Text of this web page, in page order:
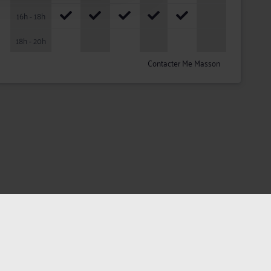
16h - 18h
18h - 20h
Contacter Me Masson